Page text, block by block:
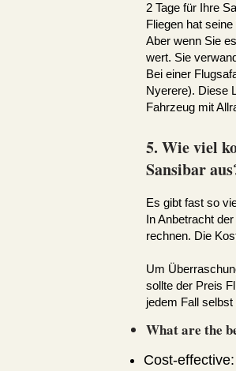
2 Tage für Ihre
Fliegen hat
Aber wenn Sie
wert. Sie
Bei einer
Nyerere). Diese
Fahrzeug mit
5. Wie viel
Sansibar
Es gibt fast so
In Anbetracht
rechnen. Die
Um
sollte der Preis
jedem Fall
What are the
Cost-